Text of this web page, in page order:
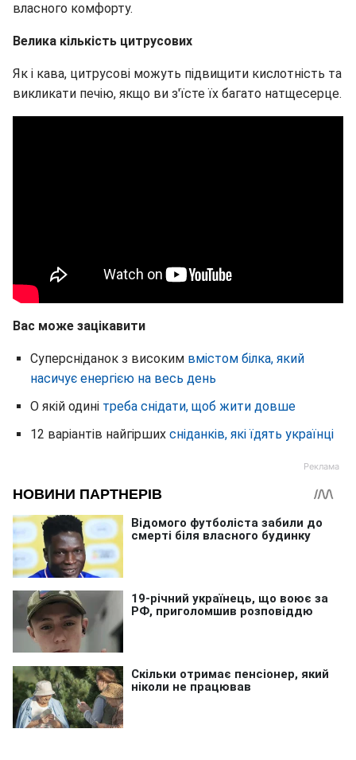
власного комфорту.
Велика кількість цитрусових
Як і кава, цитрусові можуть підвищити кислотність та
викликати печію, якщо ви з'їсте їх багато натщесерце.
Вас може зацікавити
Суперсніданок з високим вмістом білка, який
насичує енергією на весь день
О якій одині треба снідати, щоб жити довше
12 варіантів найгірших сніданків, які їдять українці